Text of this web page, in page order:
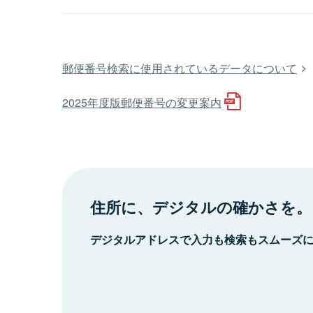
郵便番号検索に使用されているデータについて
2025年度版郵便番号の変更案内
住所に、デジタルの確かさを。
デジタルアドレスで入力も検索もスムーズ